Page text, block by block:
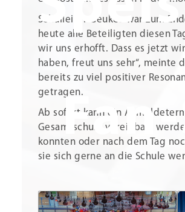
Schulleiter Geukes war zum
heute alle Beteiligten diesen
wir uns erhofft. Dass es jetzt
haben, freut uns sehr“, meinte
bereits zu viel positiver
getragen.
Ab sofort kann ein
Gesamtschule vereinbart
konnten oder nach dem Tag
sie sich gerne an die Schule